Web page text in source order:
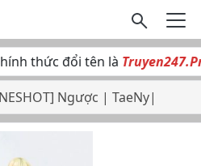
thức đổi tên là Truyen247.Pro
Ngược | TaeNy|